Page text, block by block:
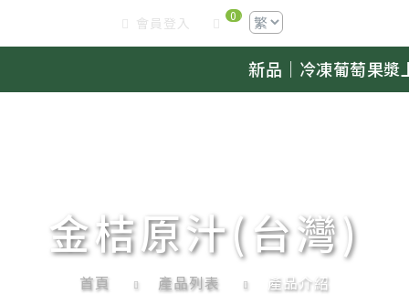
會員登入 0
新品｜冷凍葡萄果漿上架，歡迎來
金桔原汁(台灣)
首頁 產品列表 產品介紹